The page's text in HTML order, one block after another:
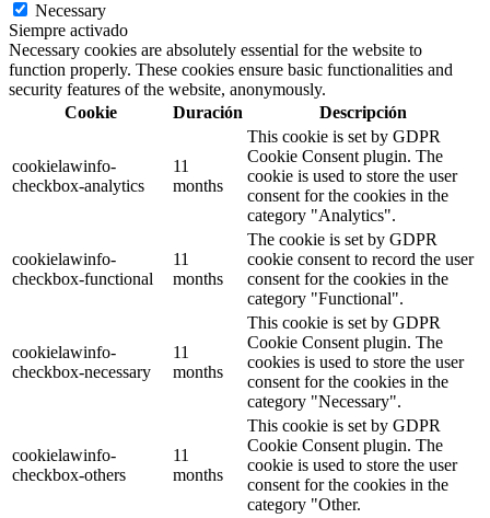
Necessary
Siempre activado
Necessary cookies are absolutely essential for the website to
function properly. These cookies ensure basic functionalities and
security features of the website, anonymously.
Cookie
Duración Descripción
cookielawinfo-
checkbox-analytics
11
months
This cookie is set by GDPR
Cookie Consent plugin. The
cookie is used to store the user
consent for the cookies in the
category "Analytics".
cookielawinfo-
checkbox-functional
11
months
The cookie is set by GDPR
cookie consent to record the user
consent for the cookies in the
category "Functional".
cookielawinfo-
checkbox-necessary
11
months
This cookie is set by GDPR
Cookie Consent plugin. The
cookies is used to store the user
consent for the cookies in the
category "Necessary".
cookielawinfo-
checkbox-others
11
months
This cookie is set by GDPR
Cookie Consent plugin. The
cookie is used to store the user
consent for the cookies in the
category "Other.